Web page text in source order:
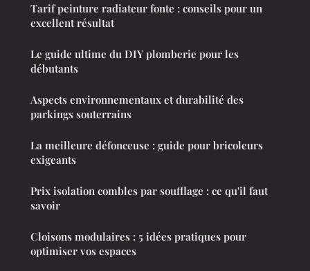
Tarif peinture radiateur fonte : conseils pour un
excellent résultat
Le guide ultime du DIY plomberie pour les
débutants
Aspects environnementaux et durabilité des
parkings souterrains
La meilleure défonceuse : guide pour bricoleurs
exigeants
Prix isolation combles par soufflage : ce qu'il faut
savoir
Cloisons modulaires : 5 idées pratiques pour
optimiser vos espaces